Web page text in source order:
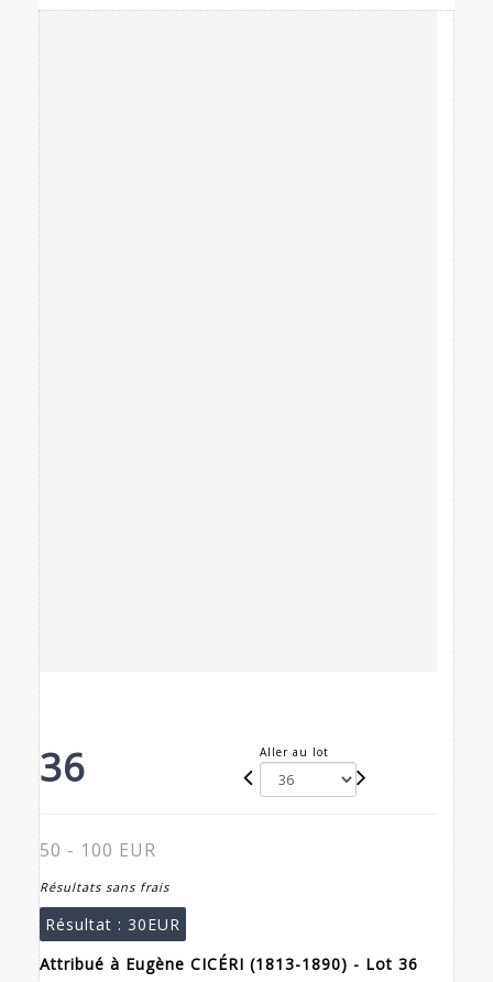
36 Aller au lot
50 - 100 EUR
Résultats sans frais
Résultat : 30EUR
Attribué à Eugène CICÉRI (1813-1890) - Lot 36